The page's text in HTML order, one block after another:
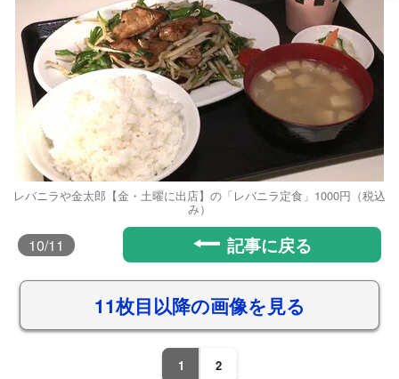
レバニラや金太郎【金・土曜に出店】の「レバニラ定食」1000円（税込
み）
10/11 記事に戻る
11枚目以降の画像を見る
1 2